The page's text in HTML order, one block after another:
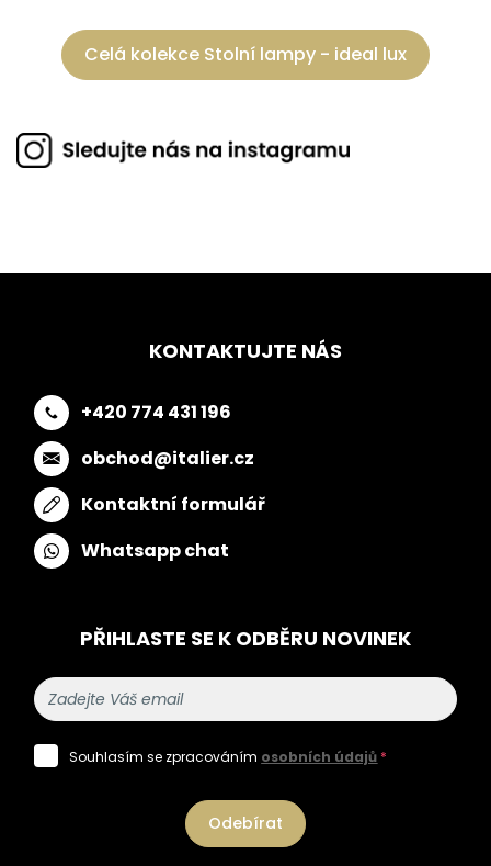
Celá kolekce Stolní lampy - ideal lux
KONTAKTUJTE NÁS
+420 774 431 196
obchod@italier.cz
Kontaktní formulář
Whatsapp chat
PŘIHLASTE SE K ODBĚRU NOVINEK
Souhlasím se zpracováním osobních údajů *
Odebírat